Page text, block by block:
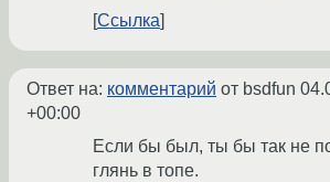
Ссылка
Ответ на: комментарий от bsdfun
+00:00
Если бы был, ты бы так не
глянь в топе.